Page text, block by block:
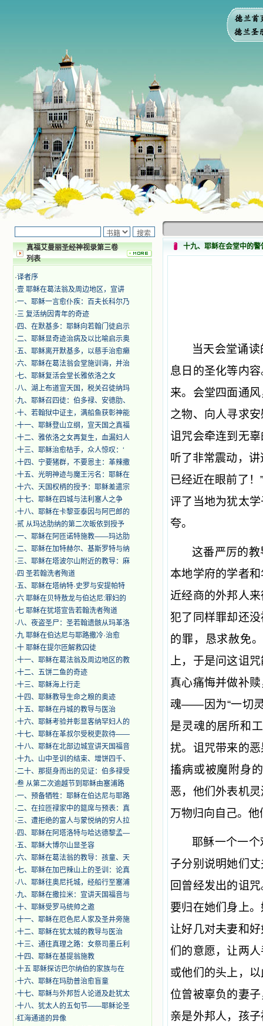
真福艾曼丽圣经神视录第三卷
列表
·译者序
·壹 耶稣在葛法翁及周边地区，宣讲
·一、耶稣一言愈仆疾：百夫长科尔乃
·三 复活纳因青年的奇迹
· 四、在默基多：耶稣向若翰门徒启示
·二、耶稣显奇迹治病及以比喻启示奥
·五、耶稣离开默基多，以慈手治愈癞
·六、耶稣在葛法翁会堂施训诲，并治
·七、耶稣复活会堂长雅依洛之女
·八、湖上布道宣天国，税关召徒纳玛
·九、耶稣召四徒：伯多禄、安德肋、
·十、若翰狱中证主，满船鱼获彰神能
·十一、耶稣登山立纲，宣天国之真福
·十二、雅依洛之女再复生，血漏妇人
·十三、耶稣治愈枯手，众人惊叹：‘
·十四、宁要猪群，不要恩主：革辣撒
·十五、光明神迹与魔王污名：耶稣在
·十六、天国权柄的授予：耶稣差遣宗
·十七、耶稣在四城与法利塞人之争
·十八、耶稣在卡黎亚泰因与阿巴郎的
·贰 从玛达肋纳的第二次皈依到授予
·一、耶稣在阿匝诺特施教——玛达肋
·二、耶稣在加特赫尔、基斯罗特与纳
·三、耶稣在塔波尔山附近的教导：麻
· 四 圣若翰洗者殉道
·五、耶稣在塔纳特·史罗与安提帕特
·六 耶稣在贝特敖龙与伯达尼:罪妇的
·七 耶稣在犹塔宣告若翰洗者殉道
·八、夜盗圣尸：圣若翰遗骸从玛革洛
·九 耶稣在伯达尼与耶路撒冷·治愈
·十 耶稣在提尔匝解救囚徒
·十一、耶稣在葛法翁及周边地区的教
·十二、五饼二鱼的奇迹
·十三、耶稣海上行走
·十四、耶稣教导生命之粮的奥迹
·十五、耶稣在丹城的教导与医治
·十六、耶稣考验并彰显客纳罕妇人的
·十七、耶稣在革叔尔受税吏款待——
·十八、耶稣在北部边城宣讲天国福音
·十九、山中圣训的结束、增饼四千、
·二十、那挺身而出的见证：伯多禄受
·叁 从第二次逾越节到耶稣由塞浦路
·一、预备牺牲：耶稣在伯达尼与耶路
·二、在拉匝禄家中的筵席与预表：真
·三、遭拒绝的富人与蒙悦纳的穷人拉
· 四、耶稣在阿塔洛特与哈达德黎孟—
·五、耶稣大博尔山显圣容
·六、耶稣在葛法翁的教导：孩童、天
·七、耶稣在加巴辣山上的圣训：论真
·八、耶稣往奥尼托城，经船行至塞浦
·九、耶稣在撒拉米：宣讲天国福音与
·十、耶稣受罗马统帅之邀
·十一、耶稣在厄色尼人家及圣井旁施
·十二、耶稣在犹太城的教导与医治
·十三、通往真理之路：女祭司墨丘利
·十四、耶稣在基提翁施教
·十五 耶稣探访巴尔纳伯的家族与在
·十六、耶稣在玛肋普治愈盲童
·十七、耶稣与外邦哲人论道及赴犹太
·十八、犹太人的五旬节——耶稣论圣
·红海通道的异像
十九、耶稣在会堂中的警
当天会堂诵
息日的圣化等内
来。会堂四面通
之物、向人寻求
诅咒会牵连到无
听了非常震动，
已经近在眼前了
评了当地为犹太
夸。
这番严厉的
本地学府的学者
近经商的外邦人
犯了同样罪却还
的罪，恳求赦免
上，于是问这诅
真心痛悔并做补
魂——因为“一切
是灵魂的居所和
扰。诅咒带来的
搐病或被魔附身
恶，他们外表机
万物归向自己。
耶稣一个一
子分别说明她们
回曾经发出的诅
要归在她们身上
让好几对夫妻和
们的意愿，让两
或他们的头上，
位曾被辜负的妻
亲是外邦人，孩